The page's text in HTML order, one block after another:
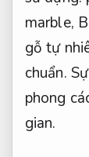
marble,
gỗ tự
chuẩn.
phong
gian.